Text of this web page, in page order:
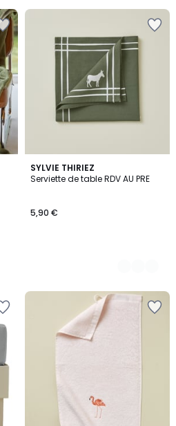
SYLVIE THIRIEZ
Serviette de table RDV AU PRE
5,90 €
2
Couleurs